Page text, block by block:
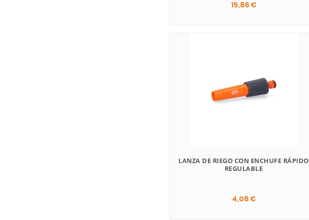
15,86 €
LANZA DE RIEGO CON ENCHUFE RÁPIDO
REGULABLE
4,08 €